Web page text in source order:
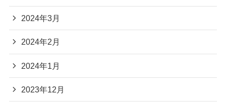
2024年3月
2024年2月
2024年1月
2023年12月